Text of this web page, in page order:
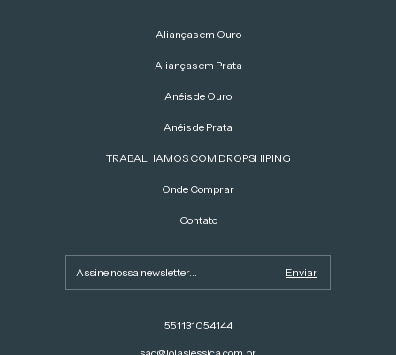
Alianças em Ouro
Alianças em Prata
Anéis de Ouro
Anéis de Prata
TRABALHAMOS COM DROPSHIPING
Onde Comprar
Contato
551131054144